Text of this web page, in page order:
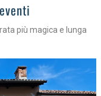
più magica e lunga